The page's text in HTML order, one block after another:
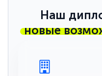
Наш
новые